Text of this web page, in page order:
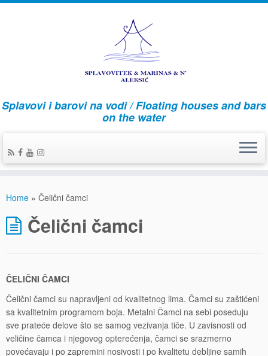
Splavovi i barovi na vodi / Floating houses and bars
on the water
Home » Čelični čamci
Čelični čamci
ČELIČNI ČAMCI
Čelični čamci su napravljeni od kvalitetnog lima. Čamci su zaštićeni
sa kvalitetnim programom boja. Metalni Čamci na sebi poseduju
sve prateće delove što se samog vezivanja tiče. U zavisnosti od
veličine čamca i njegovog opterećenja, čamci se srazmerno
povećavaju i po zapremini nosivosti i po kvalitetu debljine samih